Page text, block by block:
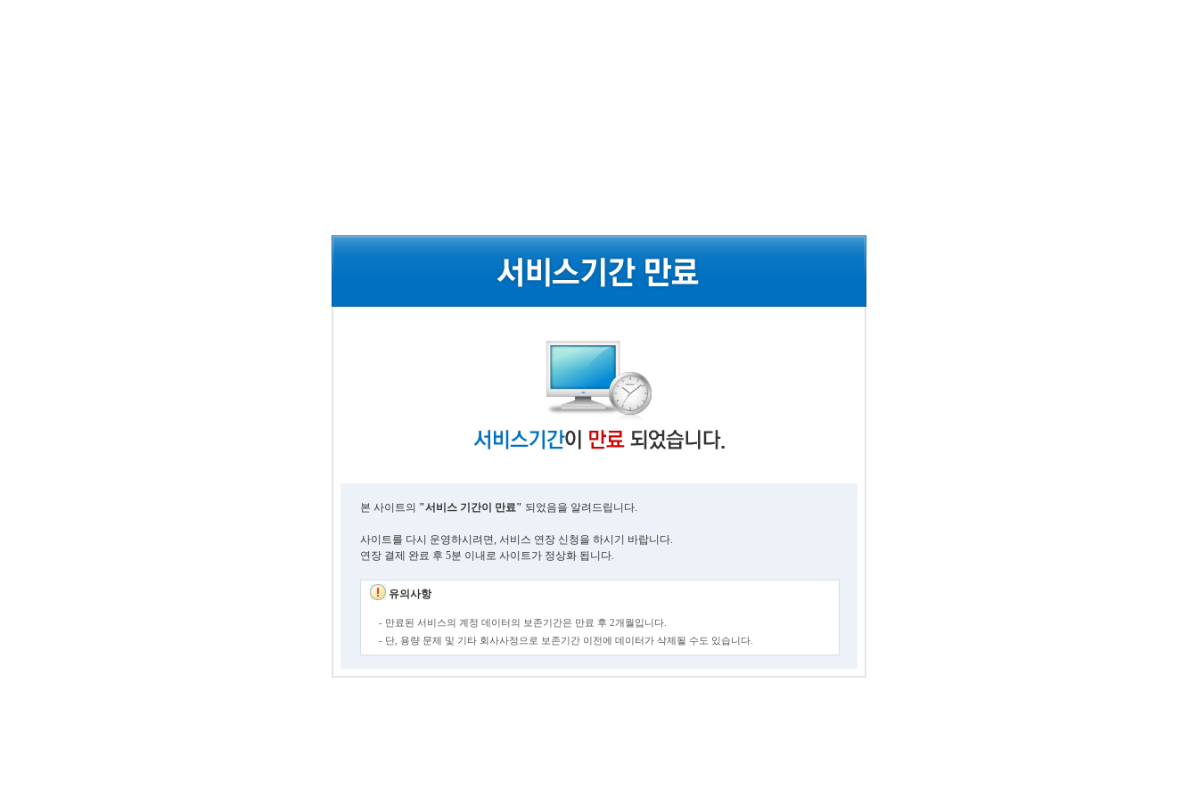
본 사이트의 "서비스 기간이 만료" 되었음을 알려드립니다.
사이트를 다시 운영하시려면, 서비스 연장 신청을 하시기 바랍니다.
연장 결제 완료 후 5분 이내로 사이트가 정상화 됩니다.
유의사항
- 만료된 서비스의 계정 데이터의 보존기간은 만료 후 2개월입니다.
- 단, 용량 문제 및 기타 회사사정으로 보존기간 이전에 데이터가 삭제될 수도 있습니다.